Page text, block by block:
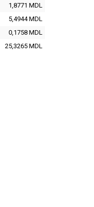
1,8771 MDL
5,4944MDL
0,1758 MDL
25,3265 MDL